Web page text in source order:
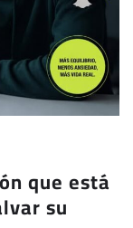
que está
su